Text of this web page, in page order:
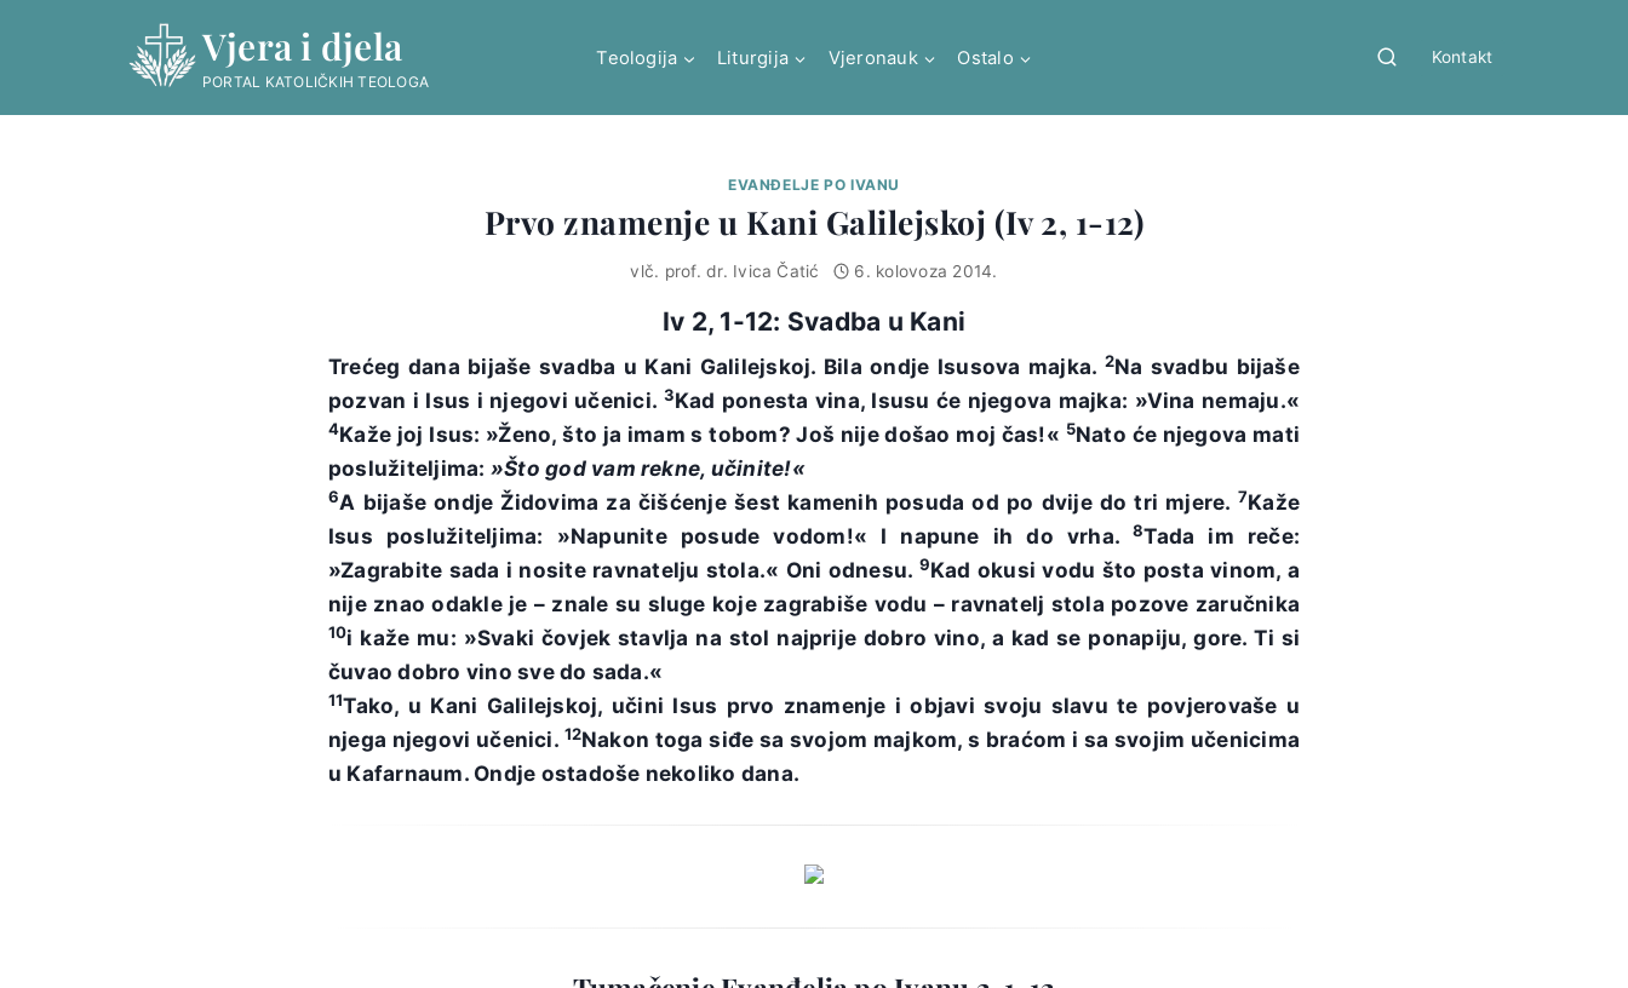
Vjera i djela
PORTAL KATOLIČKIH TEOLOGA
Teologija Liturgija Vjeronauk Ostalo Kontakt
EVANĐELJE PO IVANU
Prvo znamenje u Kani Galilejskoj (Iv 2, 1-12)
vlč. prof. dr. Ivica Čatić 6. kolovoza 2014.
Iv 2, 1-12: Svadba u Kani
Trećeg dana bijaše svadba u Kani Galilejskoj. Bila ondje Isusova majka. 2Na svadbu bijaše
pozvan i Isus i njegovi učenici. 3Kad ponesta vina, Isusu će njegova majka: »Vina nemaju.«
4Kaže joj Isus: »Ženo, što ja imam s tobom? Još nije došao moj čas!« 5Nato će njegova mati
poslužiteljima: »Što god vam rekne, učinite!«
6A bijaše ondje Židovima za čišćenje šest kamenih posuda od po dvije do tri mjere. 7Kaže
Isus poslužiteljima: »Napunite posude vodom!« I napune ih do vrha.8Tada im reče:
»Zagrabite sada i nosite ravnatelju stola.« Oni odnesu. 9Kad okusi vodu što posta vinom, a
nije znao odakle je – znale su sluge koje zagrabiše vodu – ravnatelj stola pozove zaručnika
10i kaže mu: »Svaki čovjek stavlja na stol najprije dobro vino, a kad se ponapiju, gore. Ti si
čuvao dobro vino sve do sada.«
11Tako, u Kani Galilejskoj, učini Isus prvo znamenje i objavi svoju slavu te povjerovaše u
njega njegovi učenici. 12Nakon toga siđe sa svojom majkom, s braćom i sa svojim učenicima
u Kafarnaum. Ondje ostadoše nekoliko dana.